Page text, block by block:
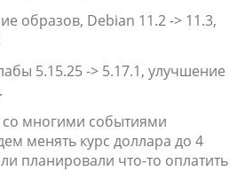
образов, Debian 11.2 -> 11.3,
5.15.25 -> 5.17.1, улучшение
со многими событиями
менять курс доллара до 4
планировали что-то оплатить